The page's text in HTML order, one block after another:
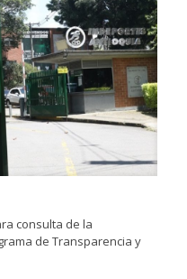
consulta de la
de Transparencia y